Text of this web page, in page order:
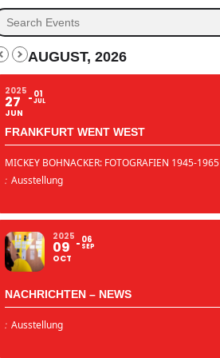
AUGUST, 2026
2025
27
JUN
01
JUL
FRANKFURT WENT WEST
MICKEY BOHNACKER: FOTOGRAFIEN 1945-1965
: Ausstellung
2025
09
OCT
06
SEP
NACHRICHTEN – NEWS
: Ausstellung